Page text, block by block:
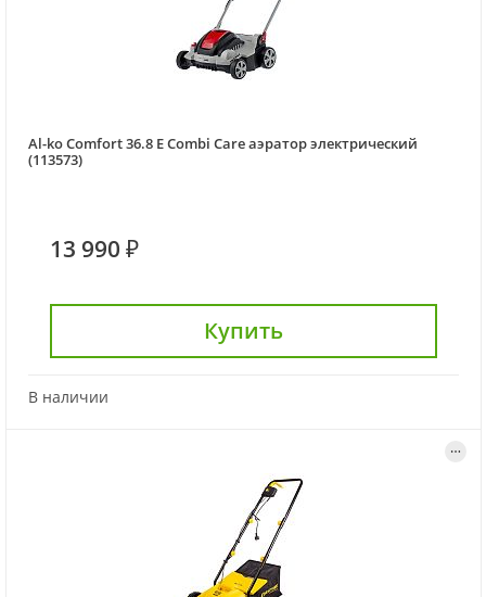
Al-ko Comfort 36.8 E Combi Care аэратор электрический
(113573)
13 990 ₽
Купить
В наличии